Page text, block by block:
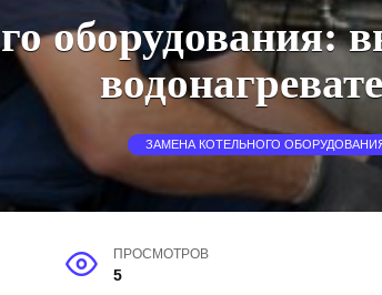
оборудования:
ЗАМЕНА КОТЕЛЬНОГО
ПРОСМОТРОВ
5